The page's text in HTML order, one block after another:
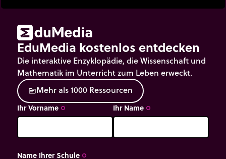
betrachteten Gegenstand zu interagieren.
EduMedia kostenlos entdecken
Die interaktive Enzyklopädie, die Wissenschaft und
Mathematik im Unterricht zum Leben erweckt.
sourceMehrals1000 Ressourcen
Ihr Vorname trip_origin Ihr Name trip_origin
Name Ihrer Schule trip_origin